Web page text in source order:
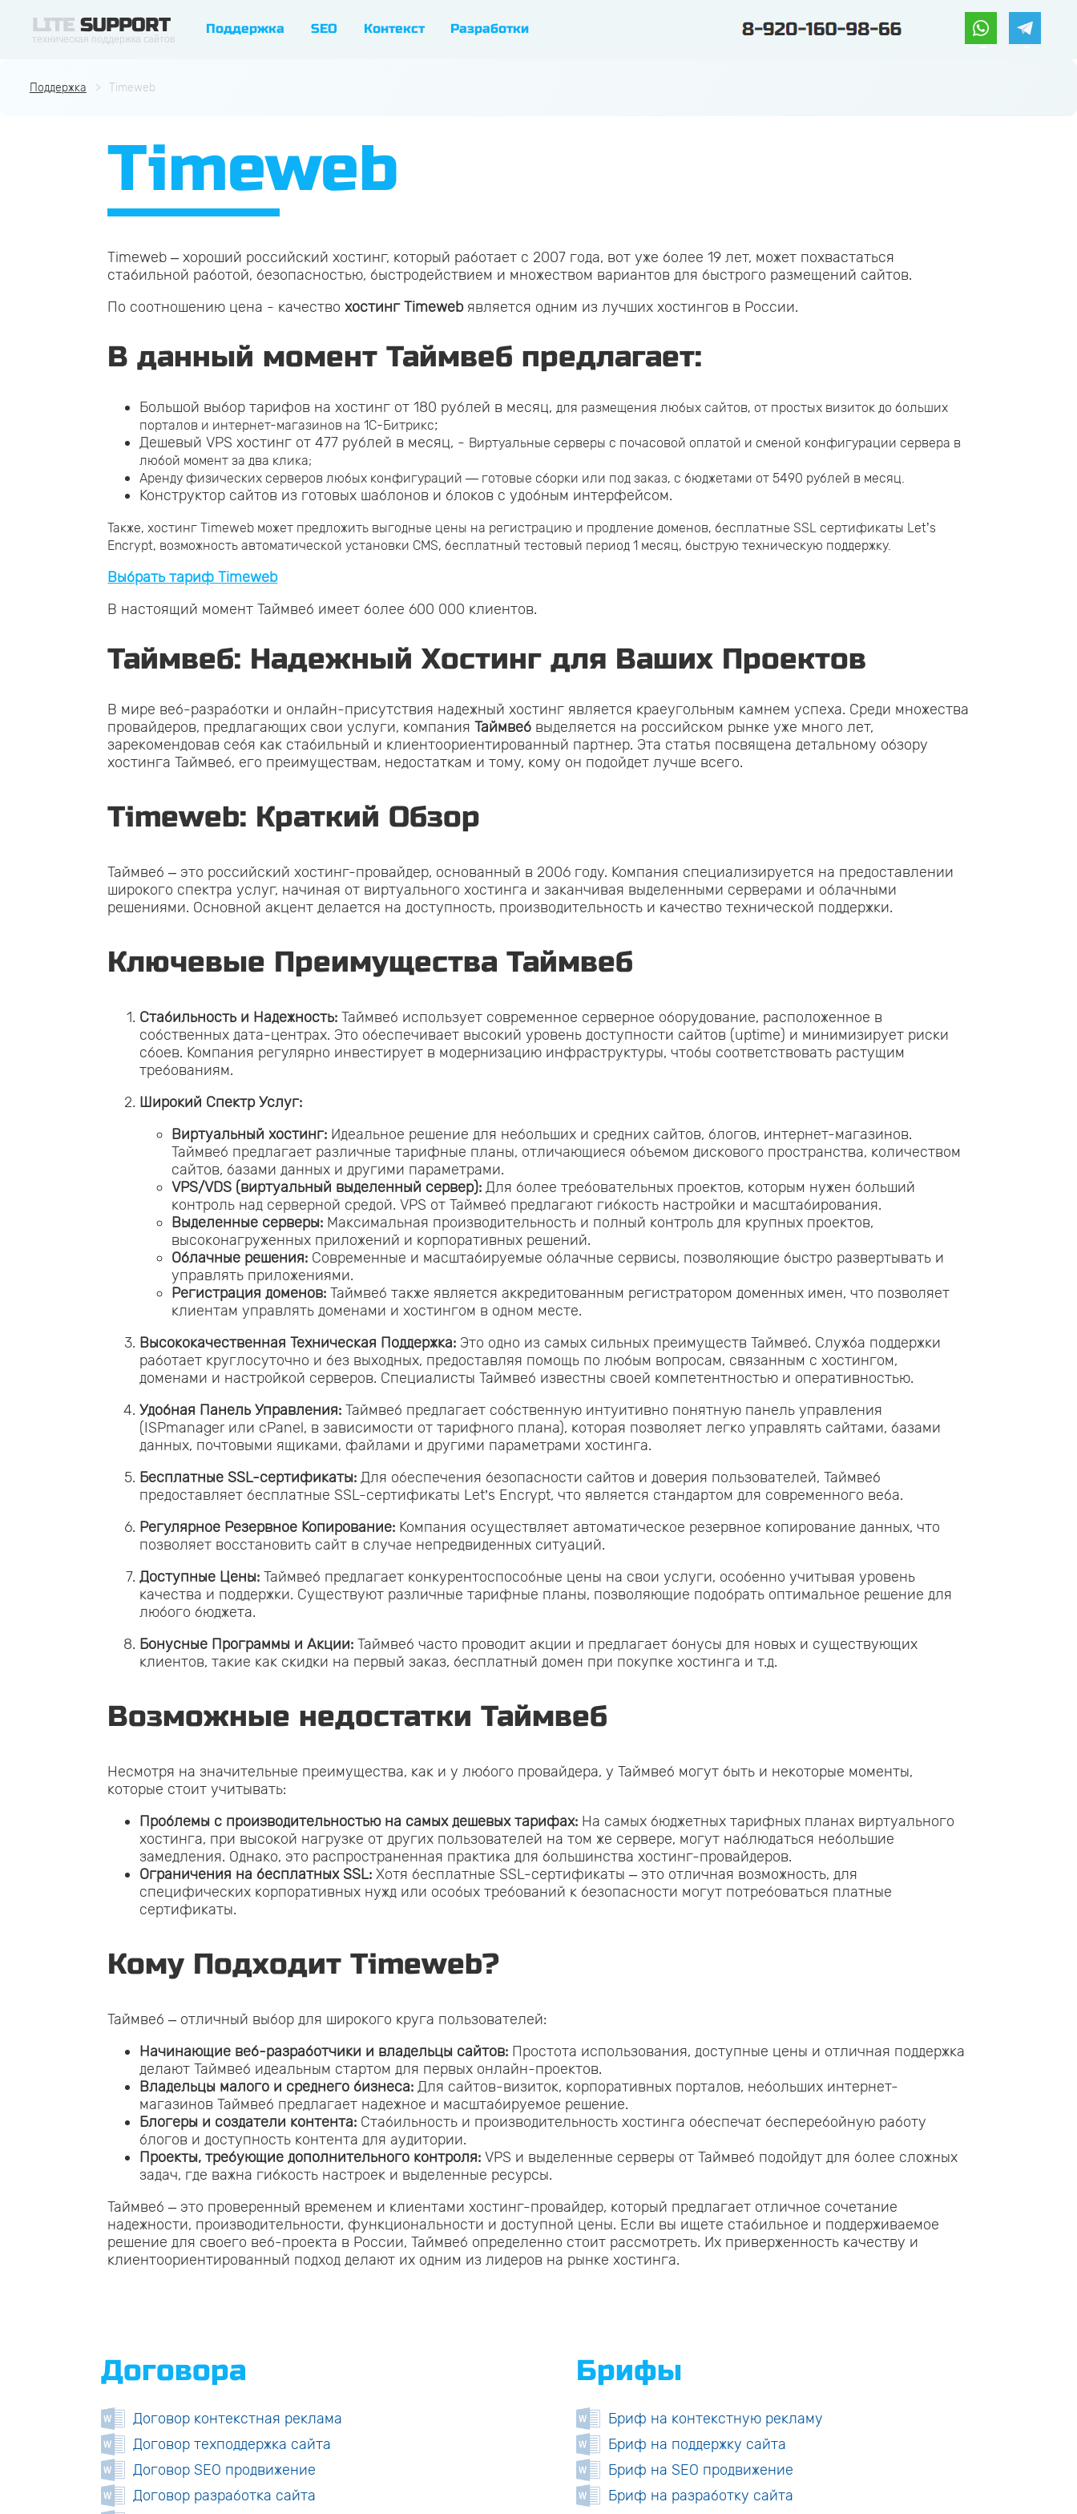
LITE SUPPORT
техническая поддержка сайтов
Поддержка SEO Контекст Разработки
Поддержка Timeweb
Timeweb
Timeweb – хороший российский хостинг, который работает с 2007 года, вот уже более 19 лет, может похвастаться
стабильной работой, безопасностью, быстродействием и множеством вариантов для быстрого размещений сайтов.
По соотношению цена - качествохостинг Timewebявляется одним из лучших хостингов в России.
В данный момент Таймвеб предлагает:
Большой выбор тарифов на хостинг от 180 рублей в месяц,для размещения любых сайтов, от простых визиток до больших
порталов и интернет-магазинов на 1С-Битрикс;
Дешевый VPS хостинг от 477 рублей в месяц, - Виртуальные серверы с почасовой оплатой и сменой конфигурации сервера в
любой момент за два клика;
Аренду физических серверов любых конфигураций — готовые сборки или под заказ, с бюджетами от 5490 рублей в месяц.
Конструктор сайтов из готовых шаблонов и блоков с удобным интерфейсом.
Также, хостинг Timeweb может предложить выгодные цены на регистрацию и продление доменов, бесплатные SSL сертификаты Let’s
Encrypt, возможность автоматической установки CMS, бесплатный тестовый период 1 месяц, быструю техническую поддержку.
Выбрать тариф Timeweb
В настоящий момент Таймвеб имеет более 600 000 клиентов.
Таймвеб: Надежный Хостинг для Ваших Проектов
В мире веб-разработки и онлайн-присутствия надежный хостинг является краеугольным камнем успеха. Среди множества
провайдеров, предлагающих свои услуги, компанияТаймвеб выделяется на российском рынке уже много лет,
зарекомендовав себя как стабильный и клиентоориентированный партнер. Эта статья посвящена детальному обзору
хостинга Таймвеб, его преимуществам, недостаткам и тому, кому он подойдет лучше всего.
Timeweb: Краткий Обзор
Таймвеб – это российский хостинг-провайдер, основанный в 2006 году. Компания специализируется на предоставлении
широкого спектра услуг, начиная от виртуального хостинга и заканчивая выделенными серверами и облачными
решениями. Основной акцент делается на доступность, производительность и качество технической поддержки.
Ключевые Преимущества Таймвеб
Стабильность и Надежность: Таймвеб использует современное серверное оборудование, расположенное в
собственных дата-центрах. Это обеспечивает высокий уровень доступности сайтов (uptime) и минимизирует риски
сбоев. Компания регулярно инвестирует в модернизацию инфраструктуры, чтобы соответствовать растущим
требованиям.
Широкий Спектр Услуг:
Виртуальный хостинг: Идеальное решение для небольших и средних сайтов, блогов, интернет-магазинов.
Таймвеб предлагает различные тарифные планы, отличающиеся объемом дискового пространства, количеством
сайтов, базами данных и другими параметрами.
VPS/VDS (виртуальный выделенный сервер): Для более требовательных проектов, которым нужен больший
контроль над серверной средой. VPS от Таймвеб предлагают гибкость настройки и масштабирования.
Выделенные серверы: Максимальная производительность и полный контроль для крупных проектов,
высоконагруженных приложений и корпоративных решений.
Облачные решения: Современные и масштабируемые облачные сервисы, позволяющие быстро развертывать и
управлять приложениями.
Регистрация доменов: Таймвеб также является аккредитованным регистратором доменных имен, что позволяет
клиентам управлять доменами и хостингом в одном месте.
Высококачественная Техническая Поддержка: Это одно из самых сильных преимуществ Таймвеб. Служба поддержки
работает круглосуточно и без выходных, предоставляя помощь по любым вопросам, связанным с хостингом,
доменами и настройкой серверов. Специалисты Таймвеб известны своей компетентностью и оперативностью.
Удобная Панель Управления: Таймвеб предлагает собственную интуитивно понятную панель управления
(ISPmanager или cPanel, в зависимости от тарифного плана), которая позволяет легко управлять сайтами, базами
данных, почтовыми ящиками, файлами и другими параметрами хостинга.
Бесплатные SSL-сертификаты: Для обеспечения безопасности сайтов и доверия пользователей, Таймвеб
предоставляет бесплатные SSL-сертификаты Let’s Encrypt, что является стандартом для современного веба.
Регулярное Резервное Копирование: Компания осуществляет автоматическое резервное копирование данных, что
позволяет восстановить сайт в случае непредвиденных ситуаций.
Доступные Цены: Таймвеб предлагает конкурентоспособные цены на свои услуги, особенно учитывая уровень
качества и поддержки. Существуют различные тарифные планы, позволяющие подобрать оптимальное решение для
любого бюджета.
Бонусные Программы и Акции: Таймвеб часто проводит акции и предлагает бонусы для новых и существующих
клиентов, такие как скидки на первый заказ, бесплатный домен при покупке хостинга и т.д.
Возможные недостатки Таймвеб
Несмотря на значительные преимущества, как и у любого провайдера, у Таймвеб могут быть и некоторые моменты,
которые стоит учитывать:
Проблемы с производительностью на самых дешевых тарифах: На самых бюджетных тарифных планах виртуального
хостинга, при высокой нагрузке от других пользователей на том же сервере, могут наблюдаться небольшие
замедления. Однако, это распространенная практика для большинства хостинг-провайдеров.
Ограничения на бесплатных SSL: Хотя бесплатные SSL-сертификаты – это отличная возможность, для
специфических корпоративных нужд или особых требований к безопасности могут потребоваться платные
сертификаты.
Кому Подходит Timeweb?
Таймвеб – отличный выбор для широкого круга пользователей:
Начинающие веб-разработчики и владельцы сайтов: Простота использования, доступные цены и отличная поддержка
делают Таймвеб идеальным стартом для первых онлайн-проектов.
Владельцы малого и среднего бизнеса: Для сайтов-визиток, корпоративных порталов, небольших интернет-
магазинов Таймвеб предлагает надежное и масштабируемое решение.
Блогеры и создатели контента: Стабильность и производительность хостинга обеспечат бесперебойную работу
блогов и доступность контента для аудитории.
Проекты, требующие дополнительного контроля: VPS и выделенные серверы от Таймвеб подойдут для более сложных
задач, где важна гибкость настроек и выделенные ресурсы.
Таймвеб – это проверенный временем и клиентами хостинг-провайдер, который предлагает отличное сочетание
надежности, производительности, функциональности и доступной цены. Если вы ищете стабильное и поддерживаемое
решение для своего веб-проекта в России, Таймвеб определенно стоит рассмотреть. Их приверженность качеству и
клиентоориентированный подход делают их одним из лидеров на рынке хостинга.
Договора
Договор контекстная реклама
Договор техподдержка сайта
Договор SEO продвижение
Договор разработка сайта
Брифы
Бриф на контекстную рекламу
Бриф на поддержку сайта
Бриф на SEO продвижение
Бриф на разработку сайта